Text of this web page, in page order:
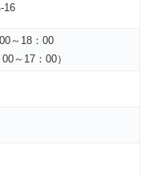
16
～18：00
～17：00）